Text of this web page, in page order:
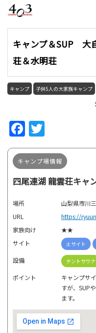
キャンプ＆SUP 大
荘＆水明荘
キャンプ 子供5人の大家族キャンプ
Facebook
キャンプ場情報
四尾連湖 龍雲荘キャ
場所
山梨県市川
URL
https://
家族向け
★★
サイト
土サイト
設備 テントサウナ
ポイント
キャンプサ
すが、SUP
ます。